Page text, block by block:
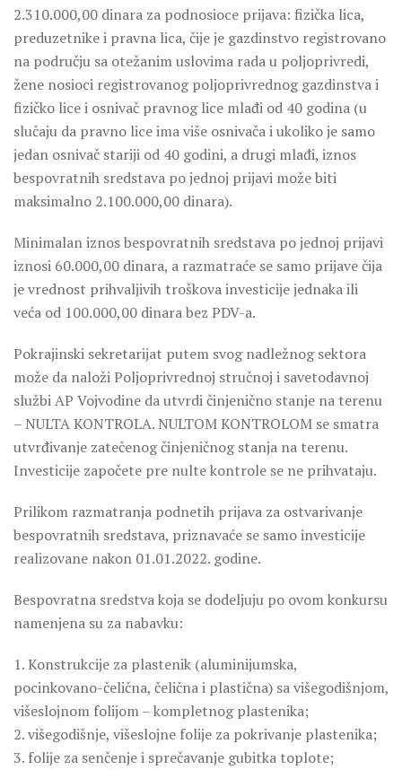
2.310.000,00 dinara za podnosioce prijava: fizička lica,
preduzetnike i pravna lica, čije je gazdinstvo registrovano
na području sa otežanim uslovima rada u poljoprivredi,
žene nosioci registrovanog poljoprivrednog gazdinstva i
fizičko lice i osnivač pravnog lice mlađi od 40 godina (u
slučaju da pravno lice ima više osnivača i ukoliko je samo
jedan osnivač stariji od 40 godini, a drugi mlađi, iznos
bespovratnih sredstava po jednoj prijavi može biti
maksimalno 2.100.000,00 dinara).
Minimalan iznos bespovratnih sredstava po jednoj prijavi
iznosi 60.000,00 dinara, a razmatraće se samo prijave čija
je vrednost prihvaljivih troškova investicije jednaka ili
veća od 100.000,00 dinara bez PDV-a.
Pokrajinski sekretarijat putem svog nadležnog sektora
može da naloži Poljoprivrednoj stručnoj i savetodavnoj
službi AP Vojvodine da utvrdi činjenično stanje na terenu
– NULTA KONTROLA. NULTOM KONTROLOM se smatra
utvrđivanje zatečenog činjeničnog stanja na terenu.
Investicije započete pre nulte kontrole se ne prihvataju.
Prilikom razmatranja podnetih prijava za ostvarivanje
bespovratnih sredstava, priznavaće se samo investicije
realizovane nakon 01.01.2022. godine.
Bespovratna sredstva koja se dodeljuju po ovom konkursu
namenjena su za nabavku:
1. Konstrukcije za plastenik (aluminijumska,
pocinkovano-čelična, čelična i plastična) sa višegodišnjom,
višeslojnom folijom – kompletnog plastenika;
2. višegodišnje, višeslojne folije za pokrivanje plastenika;
3. folije za senčenje i sprečavanje gubitka toplote;